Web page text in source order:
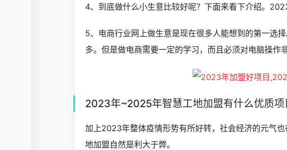
4、到底做什么小生意比较好呢？下面来看下介绍。
5、电商行业网上做生意是现在很多人能想到的第一选
多。但是做电商需要一定的学习，而且必须对电脑操作
2023年~2025年智慧工地加盟有什么优质项
加上2023年整体疫情形势有所好转，社会经济的元气
地加盟自然是利大于弊。